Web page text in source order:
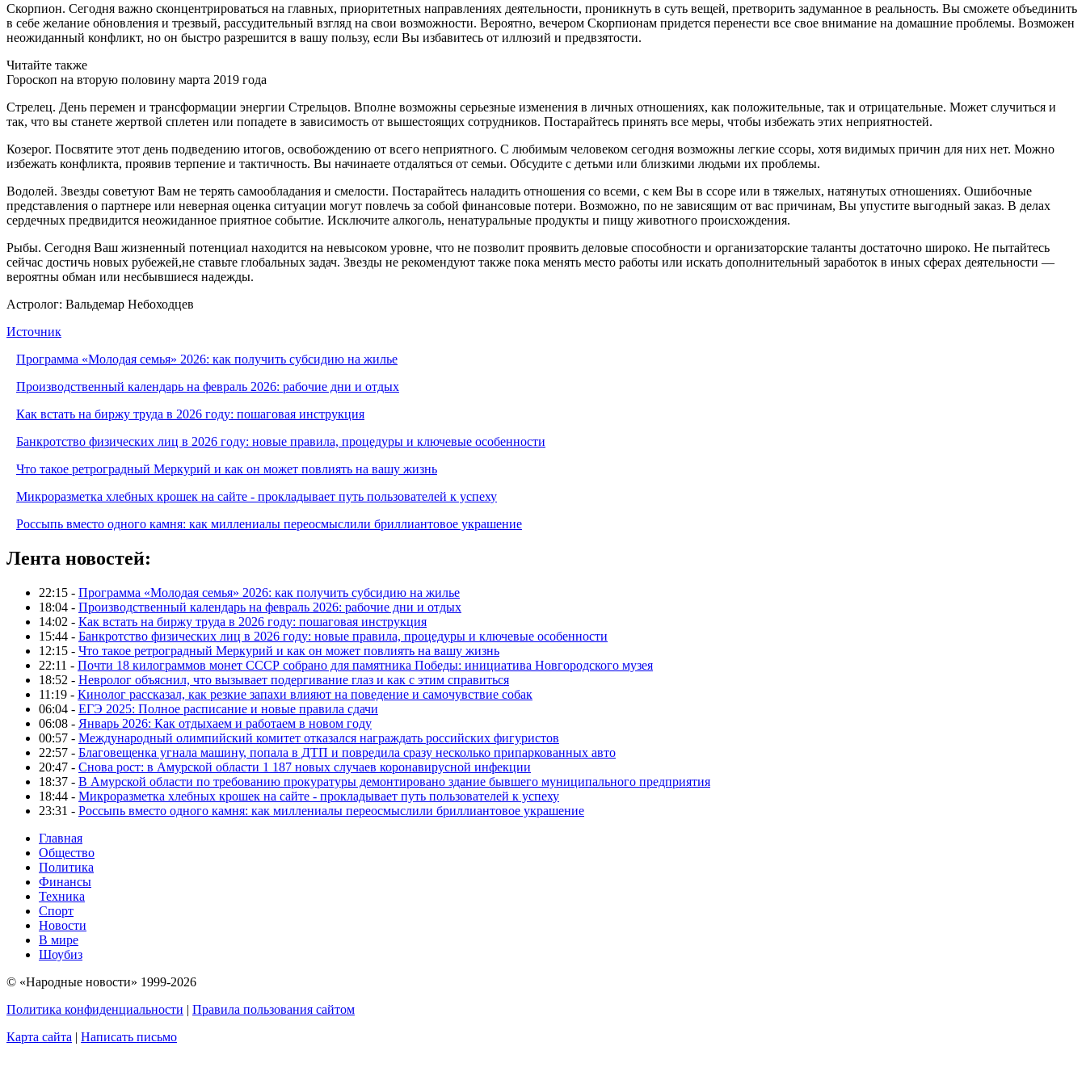
Скорпион. Сегодня важно сконцентрироваться на главных, приоритетных направлениях деятельности, проникнуть в суть вещей, претворить задуманное в реальность. Вы сможете объединить
в себе желание обновления и трезвый, рассудительный взгляд на свои возможности. Вероятно, вечером Скорпионам придется перенести все свое внимание на домашние проблемы. Возможен
неожиданный конфликт, но он быстро разрешится в вашу пользу, если Вы избавитесь от иллюзий и предвзятости.
Читайте также
Гороскоп на вторую половину марта 2019 года
Стрелец. День перемен и трансформации энергии Стрельцов. Вполне возможны серьезные изменения в личных отношениях, как положительные, так и отрицательные. Может случиться и
так, что вы станете жертвой сплетен или попадете в зависимость от вышестоящих сотрудников. Постарайтесь принять все меры, чтобы избежать этих неприятностей.
Козерог. Посвятите этот день подведению итогов, освобождению от всего неприятного. С любимым человеком сегодня возможны легкие ссоры, хотя видимых причин для них нет. Можно
избежать конфликта, проявив терпение и тактичность. Вы начинаете отдаляться от семьи. Обсудите с детьми или близкими людьми их проблемы.
Водолей. Звезды советуют Вам не терять самообладания и смелости. Постарайтесь наладить отношения со всеми, с кем Вы в ссоре или в тяжелых, натянутых отношениях. Ошибочные
представления о партнере или неверная оценка ситуации могут повлечь за собой финансовые потери. Возможно, по не зависящим от вас причинам, Вы упустите выгодный заказ. В делах
сердечных предвидится неожиданное приятное событие. Исключите алкоголь, ненатуральные продукты и пищу животного происхождения.
Рыбы. Сегодня Ваш жизненный потенциал находится на невысоком уровне, что не позволит проявить деловые способности и организаторские таланты достаточно широко. Не пытайтесь
сейчас достичь новых рубежей,не ставьте глобальных задач. Звезды не рекомендуют также пока менять место работы или искать дополнительный заработок в иных сферах деятельности —
вероятны обман или несбывшиеся надежды.
Астролог: Вальдемар Небоходцев
Источник
Программа «Молодая семья» 2026: как получить субсидию на жилье
Производственный календарь на февраль 2026: рабочие дни и отдых
Как встать на биржу труда в 2026 году: пошаговая инструкция
Банкротство физических лиц в 2026 году: новые правила, процедуры и ключевые особенности
Что такое ретроградный Меркурий и как он может повлиять на вашу жизнь
Микроразметка хлебных крошек на сайте - прокладывает путь пользователей к успеху
Россыпь вместо одного камня: как миллениалы переосмыслили бриллиантовое украшение
Лента новостей:
22:15 - Программа «Молодая семья» 2026: как получить субсидию на жилье
18:04 - Производственный календарь на февраль 2026: рабочие дни и отдых
14:02 - Как встать на биржу труда в 2026 году: пошаговая инструкция
15:44 - Банкротство физических лиц в 2026 году: новые правила, процедуры и ключевые особенности
12:15 - Что такое ретроградный Меркурий и как он может повлиять на вашу жизнь
22:11 - Почти 18 килограммов монет СССР собрано для памятника Победы: инициатива Новгородского музея
18:52 - Невролог объяснил, что вызывает подергивание глаз и как с этим справиться
11:19 - Кинолог рассказал, как резкие запахи влияют на поведение и самочувствие собак
06:04 - ЕГЭ 2025: Полное расписание и новые правила сдачи
06:08 - Январь 2026: Как отдыхаем и работаем в новом году
00:57 - Международный олимпийский комитет отказался награждать российских фигуристов
22:57 - Благовещенка угнала машину, попала в ДТП и повредила сразу несколько припаркованных авто
20:47 - Снова рост: в Амурской области 1 187 новых случаев коронавирусной инфекции
18:37 - В Амурской области по требованию прокуратуры демонтировано здание бывшего муниципального предприятия
18:44 - Микроразметка хлебных крошек на сайте - прокладывает путь пользователей к успеху
23:31 - Россыпь вместо одного камня: как миллениалы переосмыслили бриллиантовое украшение
Главная
Общество
Политика
Финансы
Техника
Спорт
Новости
В мире
Шоубиз
© «Народные новости» 1999-2026
Политика конфиденциальности | Правила пользования сайтом
Карта сайта | Написать письмо